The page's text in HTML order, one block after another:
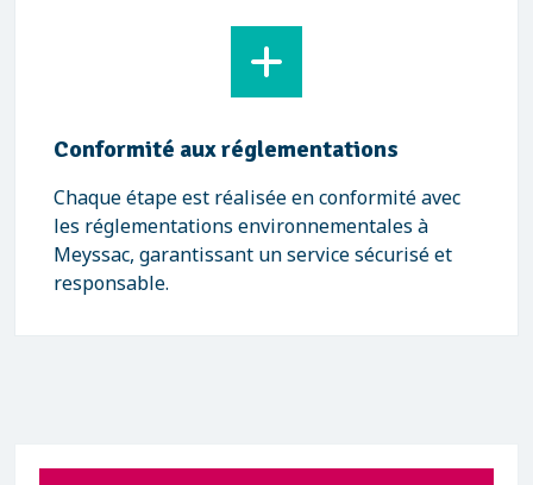
Conformité aux réglementations
Chaque étape est réalisée en conformité avec
les réglementations environnementales à
Meyssac, garantissant un service sécurisé et
responsable.